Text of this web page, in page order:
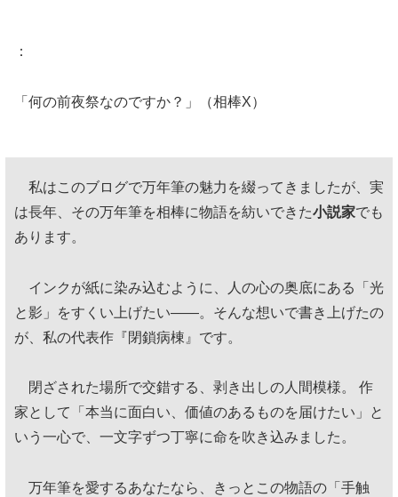
：
「何の前夜祭なのですか？」（相棒X）
私はこのブログで万年筆の魅力を綴ってきましたが、実
は長年、その万年筆を相棒に物語を紡いできた小説家でも
あります。
インクが紙に染み込むように、人の心の奥底にある「光
と影」をすくい上げたい——。そんな想いで書き上げたの
が、私の代表作『閉鎖病棟』です。
閉ざされた場所で交錯する、剥き出しの人間模様。 作
家として「本当に面白い、価値のあるものを届けたい」と
いう一心で、一文字ずつ丁寧に命を吹き込みました。
万年筆を愛するあなたなら、きっとこの物語の「手触